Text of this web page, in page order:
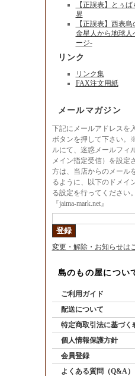
【正誤表】とぅ
界
【正誤表】西表
金星人から地球人
ージ-
リンク
リンク集
FAX注文用紙
メールマガジン
下記にメールアドレスを
ボタンを押して下さい。
ルにて、迷惑メールフィ
メイン指定受信）を設定
方は、当店からのメール
るように、以下のドメイ
る設定を行ってください。
『jaima-mark.net』
変更・解除・お知らせは
島のもの屋につい
ご利用ガイド
配送について
特定商取引法に基づく
個人情報保護方針
会員登録
よくある質問（Q&A）